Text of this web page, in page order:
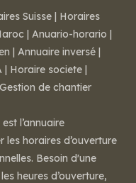
Suisse | Horaires
| Anuario-horario |
| Annuaire inversé |
| Horaire societe |
Gestion de chantier
l’annuaire
horaires d’ouverture
Besoin d'une
heures d’ouverture,